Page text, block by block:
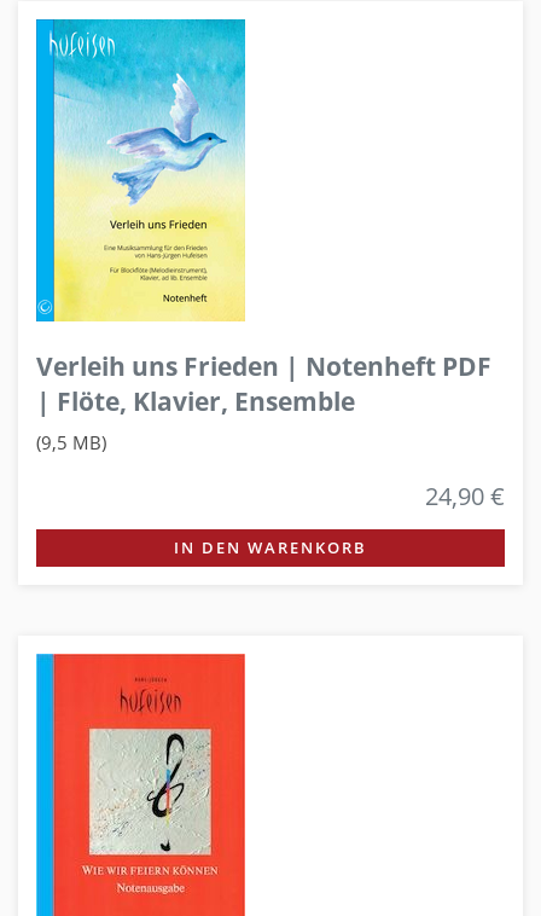
Verleih uns Frieden | Notenheft PDF
| Flöte, Klavier, Ensemble
(9,5 MB)
24,90 €
IN DEN WARENKORB